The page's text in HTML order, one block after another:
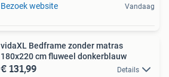
Bezoek website Vandaag
vidaXL Bedframe zonder matras
180x220 cm fluweel donkerblauw
€ 131,99 Details